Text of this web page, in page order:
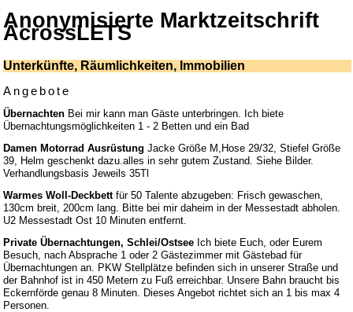
Anonymisierte Marktzeitschrift
AcrossLETS
Unterkünfte, Räumlichkeiten, Immobilien
Angebote
Übernachten Bei mir kann man Gäste unterbringen. Ich biete
Übernachtungsmöglichkeiten 1 - 2 Betten und ein Bad
Damen Motorrad Ausrüstung Jacke Größe M,Hose 29/32, Stiefel Größe
39, Helm geschenkt dazu.alles in sehr gutem Zustand. Siehe Bilder.
Verhandlungsbasis Jeweils 35Tl
Warmes Woll-Deckbettfür 50 Talente abzugeben: Frisch gewaschen,
130cm breit, 200cm lang. Bitte bei mir daheim in der Messestadt abholen.
U2 Messestadt Ost 10 Minuten entfernt.
Private Übernachtungen, Schlei/Ostsee Ich biete Euch, oder Eurem
Besuch, nach Absprache 1 oder 2 Gästezimmer mit Gästebad für
Übernachtungen an. PKW Stellplätze befinden sich in unserer Straße und
der Bahnhof ist in 450 Metern zu Fuß erreichbar. Unsere Bahn braucht bis
Eckernförde genau 8 Minuten. Dieses Angebot richtet sich an 1 bis max 4
Personen.